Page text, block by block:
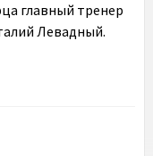
главный тренер
Левадный.